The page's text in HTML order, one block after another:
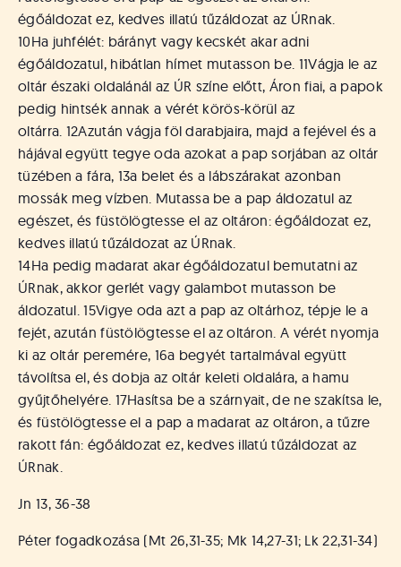
égőáldozat ez, kedves illatú tűzáldozat az ÚRnak.
10Ha juhfélét: bárányt vagy kecskét akar adni
égőáldozatul, hibátlan hímet mutasson be. 11Vágja le az
oltár északi oldalánál az ÚR színe előtt, Áron fiai, a papok
pedig hintsék annak a vérét körös-körül az
oltárra. 12Azután vágja föl darabjaira, majd a fejével és a
hájával együtt tegye oda azokat a pap sorjában az oltár
tüzében a fára, 13a belet és a lábszárakat azonban
mossák meg vízben. Mutassa be a pap áldozatul az
egészet, és füstölögtesse el az oltáron: égőáldozat ez,
kedves illatú tűzáldozat az ÚRnak.
14Ha pedig madarat akar égőáldozatul bemutatni az
ÚRnak, akkor gerlét vagy galambot mutasson be
áldozatul. 15Vigye oda azt a pap az oltárhoz, tépje le a
fejét, azután füstölögtesse el az oltáron. A vérét nyomja
ki az oltár peremére, 16a begyét tartalmával együtt
távolítsa el, és dobja az oltár keleti oldalára, a hamu
gyűjtőhelyére. 17Hasítsa be a szárnyait, de ne szakítsa le,
és füstölögtesse el a pap a madarat az oltáron, a tűzre
rakott fán: égőáldozat ez, kedves illatú tűzáldozat az
ÚRnak.
Jn 13, 36-38
Péter fogadkozása (Mt 26,31-35; Mk 14,27-31; Lk 22,31-34)